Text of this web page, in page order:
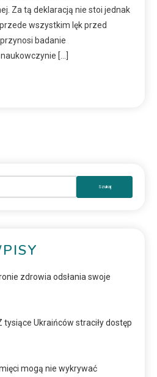
Za tą deklaracją nie stoi jednak
wszystkim lęk przed
badanie
[…]
zdrowia odsłania swoje
tysiące Ukraińców straciły dostęp
mogą nie wykrywać